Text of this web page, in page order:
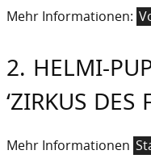
Mehr Informationen:
2. HELMI-
‘ZIRKUS DES
Mehr Informationen